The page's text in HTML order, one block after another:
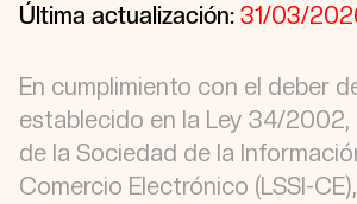
Última actualización: 31/03/
En cumplimiento con el deber
establecido en la Ley 34/2002,
de la Sociedad de la
Comercio Electrónico (LSSI-